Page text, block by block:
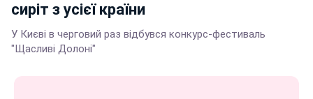
сиріт з усієї країни
У Києві в черговий раз відбувся конкурс-фестиваль
"Щасливі Долоні"